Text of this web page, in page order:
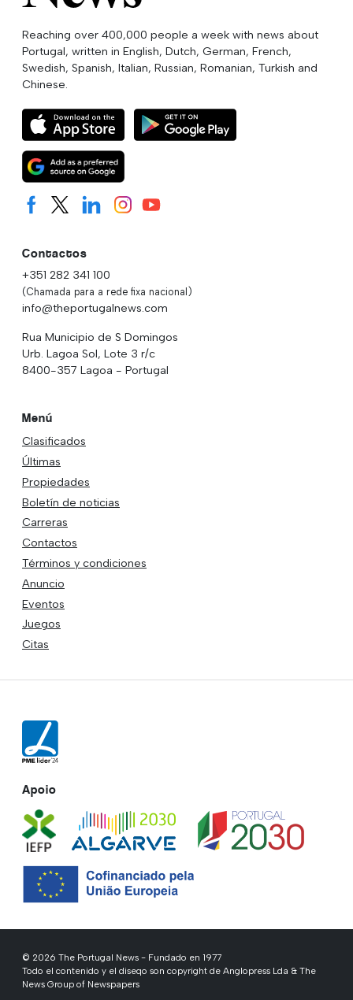
Reaching over 400,000 people a week with news about
Portugal, written in English, Dutch, German, French,
Swedish, Spanish, Italian, Russian, Romanian, Turkish and
Chinese.
Contactos
+351 282 341 100
(Chamada para a rede fixa nacional)
info@theportugalnews.com
Rua Municipio de S Domingos
Urb. Lagoa Sol, Lote 3 r/c
8400-357 Lagoa - Portugal
Menú
Clasificados
Últimas
Propiedades
Boletín de noticias
Carreras
Contactos
Términos y condiciones
Anuncio
Eventos
Juegos
Citas
Apoio
© 2026 The Portugal News - Fundado en 1977
Todo el contenido y el diseqo son copyright de Anglopress Lda & The
News Group of Newspapers